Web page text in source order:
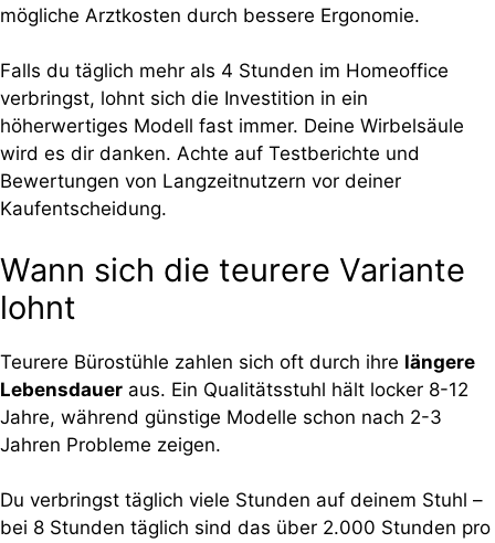
mögliche Arztkosten durch bessere Ergonomie.
Falls du täglich mehr als 4 Stunden im Homeoffice
verbringst, lohnt sich die Investition in ein
höherwertiges Modell fast immer. Deine Wirbelsäule
wird es dir danken. Achte auf Testberichte und
Bewertungen von Langzeitnutzern vor deiner
Kaufentscheidung.
Wann sich die teurere Variante
lohnt
Teurere Bürostühle zahlen sich oft durch ihre längere
Lebensdauer aus. Ein Qualitätsstuhl hält locker 8-12
Jahre, während günstige Modelle schon nach 2-3
Jahren Probleme zeigen.
Du verbringst täglich viele Stunden auf deinem Stuhl –
bei 8 Stunden täglich sind das über 2.000 Stunden pro